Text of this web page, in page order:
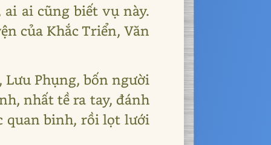
ai cũng biết vụ này.
của Khắc Triển, Văn
Phụng, bốn người
nhất tề ra tay, đánh
quan binh, rồi lọt lưới